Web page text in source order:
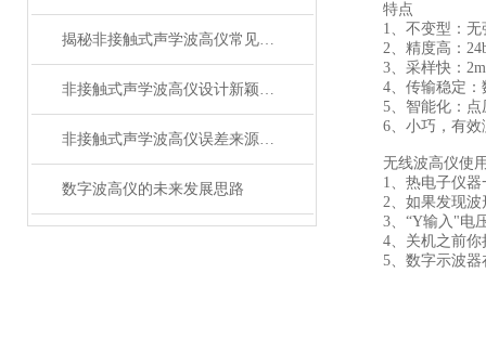
揭秘非接触式声学波高仪常见故障及排除方法
非接触式声学波高仪设计新颖，使用安全
非接触式声学波高仪误差来源分析
数字波高仪的未来发展思路
特点
1、不变型：无
2、精度高：
3、采样快：2ms
4、传输稳定：
5、智能化：点压
6、小巧，有效
无线波高仪使用
1、热电子仪器
2、如果发现波
3、“Y输入"电压
4、关机之前你把
5、数字示波器在